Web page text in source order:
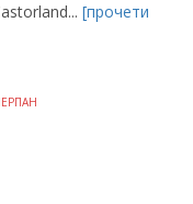
[прочети